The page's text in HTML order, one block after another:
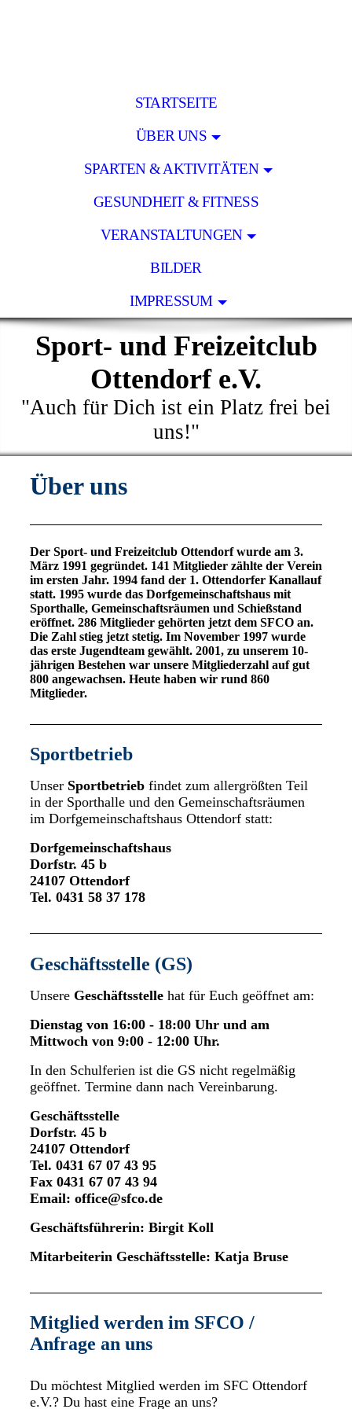
STARTSEITE
ÜBER UNS
SPARTEN & AKTIVITÄTEN
GESUNDHEIT & FITNESS
VERANSTALTUNGEN
BILDER
IMPRESSUM
Sport- und Freizeitclub
Ottendorf e.V.
"Auch für Dich ist ein Platz frei bei
uns!"
Über uns
Der Sport- und Freizeitclub Ottendorf wurde am 3.
März 1991 gegründet. 141 Mitglieder zählte der Verein
im ersten Jahr. 1994 fand der 1. Ottendorfer Kanallauf
statt. 1995 wurde das Dorfgemeinschaftshaus mit
Sporthalle, Gemeinschaftsräumen und Schießstand
eröffnet. 286 Mitglieder gehörten jetzt dem SFCO an.
Die Zahl stieg jetzt stetig. Im November 1997 wurde
das erste Jugendteam gewählt. 2001, zu unserem 10-
jährigen Bestehen war unsere Mitgliederzahl auf gut
800 angewachsen. Heute haben wir rund 860
Mitglieder.
Sportbetrieb
UnserSportbetriebfindet zum allergrößten Teil
in der Sporthalle und den Gemeinschaftsräumen
im Dorfgemeinschaftshaus Ottendorf statt:
Dorfgemeinschaftshaus
Dorfstr. 45 b
24107 Ottendorf
Tel. 0431 58 37 178
Geschäftsstelle (GS)
Unsere Geschäftsstellehat für Euch geöffnet am:
Dienstag von 16:00 - 18:00 Uhr und am
Mittwoch von 9:00 - 12:00 Uhr.
In den Schulferien ist die GS nicht regelmäßig
geöffnet. Termine dann nach Vereinbarung.
Geschäftsstelle
Dorfstr. 45 b
24107 Ottendorf
Tel. 0431 67 07 43 95
Fax 0431 67 07 43 94
Email: office@sfco.de
Geschäftsführerin: Birgit Koll
Mitarbeiterin Geschäftsstelle: Katja Bruse
Mitglied werden im SFCO /
Anfrage an uns
Du möchtest Mitglied werden im SFC Ottendorf
e.V.? Du hast eine Frage an uns?